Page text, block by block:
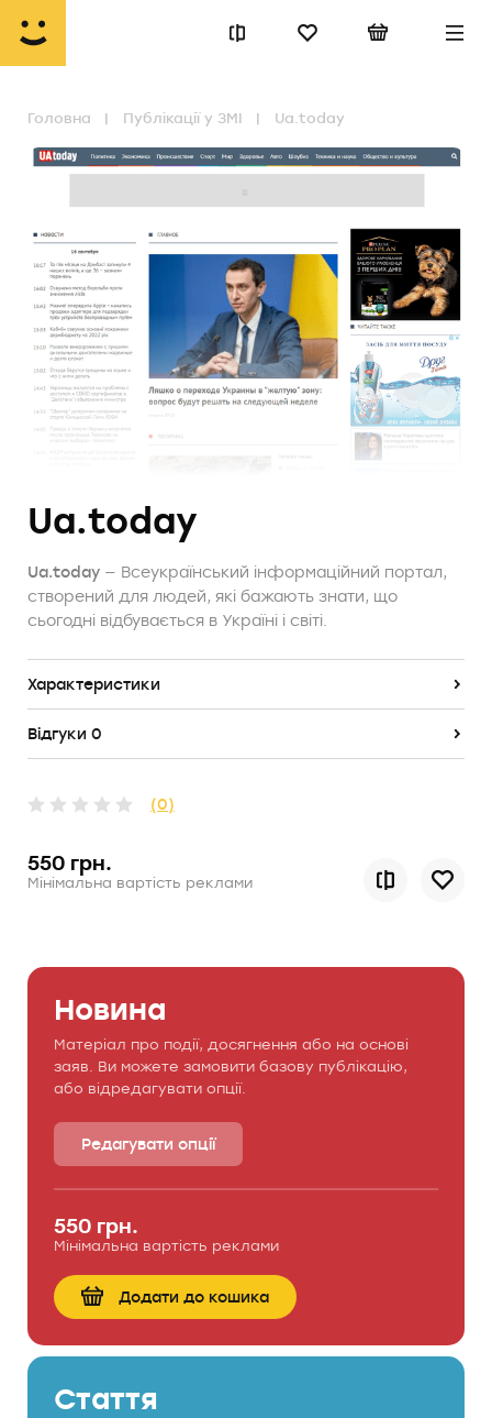
Головна Публікації у ЗМІ Ua.today
Ua.today
Ua.today — Всеукраїнський інформаційний портал,
створений для людей, які бажають знати, що
сьогодні відбувається в Україні і світі.
Характеристики
Відгуки 0
(0)
550 грн.
Мінімальна вартість реклами
Новина
Матеріал про події, досягнення або на основі
заяв. Ви можете замовити базову публікацію,
або відредагувати опції.
Редагувати опції
550 грн.
Мінімальна вартість реклами
Додати до кошика
Стаття